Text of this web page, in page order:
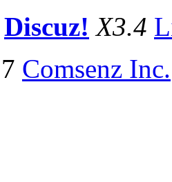
Discuz! X3.4
Comsenz Inc.